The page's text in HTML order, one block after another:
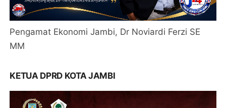
Pengamat Ekonomi Jambi, Dr Noviardi Ferzi SE
MM
KETUA DPRD KOTA JAMBI